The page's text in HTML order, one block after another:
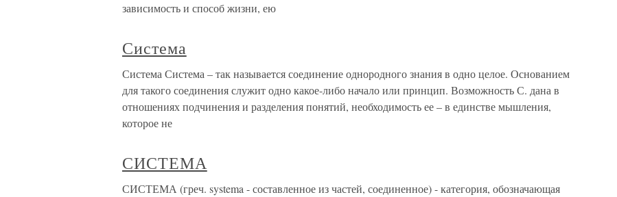
зависимость и способ жизни, ею
Система
Система Система – так называется соединение однородного знания в одно целое. Основанием
для такого соединения служит одно какое-либо начало или принцип. Возможность С. дана в
отношениях подчинения и разделения понятий, необходимость ее – в единстве мышления,
которое не
СИСТЕМА
СИСТЕМА (греч. systema - составленное из частей, соединенное) - категория, обозначающая